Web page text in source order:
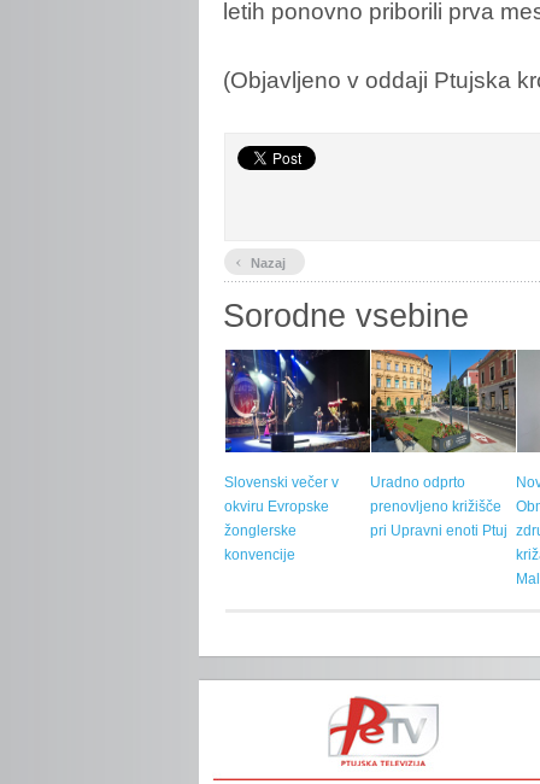
letih ponovno priborili prva
(Objavljeno v oddaji Ptujska
‹ Nazaj
Sorodne vsebine
Slovenski večer v
okviru Evropske
žonglerske
konvencije
Uradno odprto
prenovljeno križišče
pri Upravni enoti Ptuj